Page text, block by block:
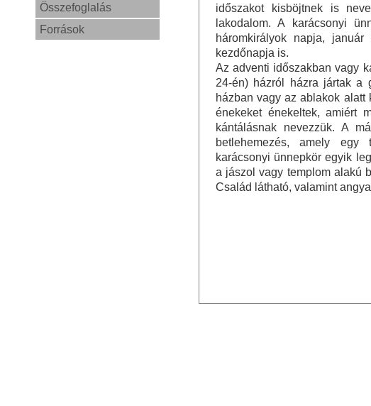
Összefoglalás
Források
időszakot kisböjtnek is
lakodalom. A karácsonyi
háromkirályok napja,
kezdőnapja is.
Az adventi időszakban vagy
24-én) házról házra jártak a
házban vagy az ablakok alatt
énekeket énekeltek, amiért
kántálásnak nevezzük. A
betlehemezés, amely egy
karácsonyi ünnepkör egyik
a jászol vagy templom alakú
Család látható, valamint